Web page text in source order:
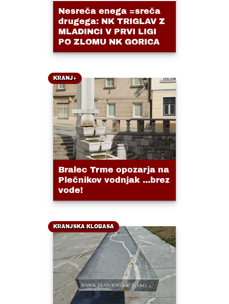
Nesreča enega =sreča
drugega: NK TRIGLAV Z
MLADINCI V PRVI LIGI
PO ZLOMU NK GORICA
KRANJ+
Bralec Trme opozarja na
Plečnikov vodnjak ...brez
vode!
KRANJSKA KLOBASA